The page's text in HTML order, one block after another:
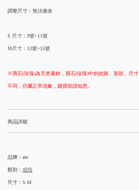
調整尺寸：無法修改
S 尺寸：9號+11號
M尺寸：13號+15號
※寶石(珍珠)為天然素材，寶石(珍珠)中的紋路、形狀、尺
不同，仍屬正常現象，購買前請知悉。
商品詳細
品牌：ete
類別： 戒指
尺寸： S M